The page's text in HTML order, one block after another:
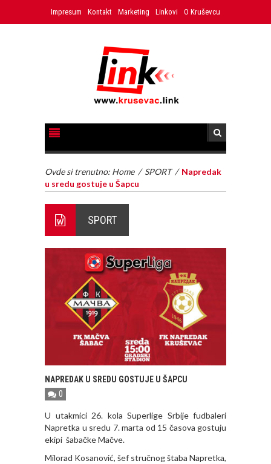
Impresum Kontakt Marketing Linkovi O Kruševcu
Ovde si trenutno: Home / SPORT / Napredak
u sredu gostuje u Šapcu
SPORT
NAPREDAK U SREDU GOSTUJE U ŠAPCU
0
U utakmici 26. kola Superlige Srbije fudbaleri
Napretka u sredu 7. marta od 15 časova gostuju
ekipi šabačke Mačve.
Milorad Kosanović, šef stručnog štaba Napretka,